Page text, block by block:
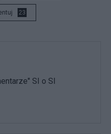
23
SI o SI